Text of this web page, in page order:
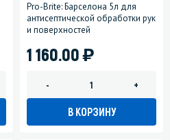
Pro-Brite: Барселона 5л для
антисептической обработки рук
и поверхностей
1 160.00)
- +
В КОРЗИНУ